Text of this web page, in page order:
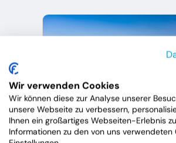
Wir verwenden Cookies
Wir können diese zur Analyse unserer
unsere Webseite zu verbessern,
Ihnen ein großartiges Webseiten-Erlebnis
Informationen zu den von uns verwendeten